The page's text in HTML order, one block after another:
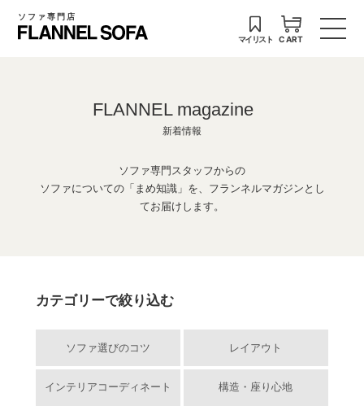
ソファ専門店
マイリスト CART
FLANNEL magazine
新着情報
ソファ専門スタッフからの
ソファについての「まめ知識」を、フランネルマガジンとし
てお届けします。
カテゴリーで絞り込む
ソファ選びのコツ レイアウト
インテリアコーディネート 構造・座り心地